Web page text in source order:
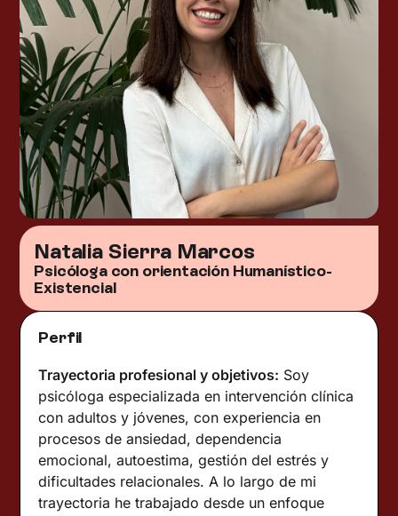
Natalia Sierra Marcos
Psicóloga con orientación Humanístico-
Existencial
Perfil
Trayectoria profesional y objetivos: Soy
psicóloga especializada en intervención clínica
con adultos y jóvenes, con experiencia en
procesos de ansiedad, dependencia
emocional, autoestima, gestión del estrés y
dificultades relacionales. A lo largo de mi
trayectoria he trabajado desde un enfoque